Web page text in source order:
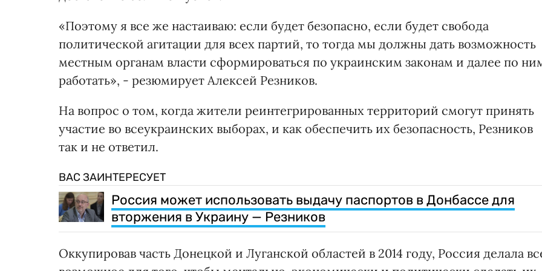
«Поэтому я все же настаиваю: если будет безопасно, если будет свобода
политической агитации для всех партий, то тогда мы должны дать возможность
местным органам власти сформироваться по украинским законам и далее по
работать», - резюмирует Алексей Резников.
На вопрос о том, когда жители реинтегрированных территорий смогут принять
участие во всеукраинских выборах, и как обеспечить их безопасность, Резников
так и не ответил.
ВАС ЗАИНТЕРЕСУЕТ
Россия может использовать выдачу паспортов в Донбассе для
вторжения в Украину — Резников
Оккупировав часть Донецкой и Луганской областей в 2014 году, Россия делала